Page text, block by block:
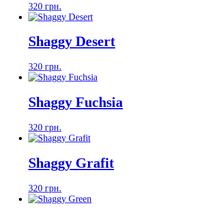
320 грн.
Shaggy Desert
320 грн.
Shaggy Fuchsia
320 грн.
Shaggy Grafit
320 грн.